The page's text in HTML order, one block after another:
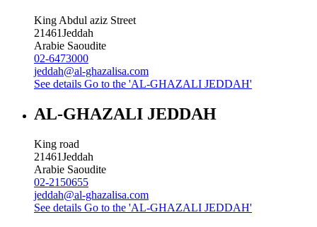
King Abdul aziz Street
21461Jeddah
Arabie Saoudite
02-6473000
jeddah@al-ghazalisa.com
See details Go to the 'AL-GHAZALI JEDDAH'
AL-GHAZALI JEDDAH
King road
21461Jeddah
Arabie Saoudite
02-2150655
jeddah@al-ghazalisa.com
See details Go to the 'AL-GHAZALI JEDDAH'